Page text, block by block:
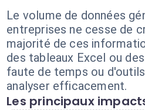
Le volume de données
entreprises ne cesse de
majorité de ces
des tableaux Excel ou
faute de temps ou
analyser efficacement.
Les principaux